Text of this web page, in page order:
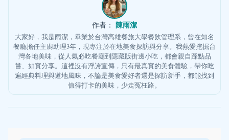
作者： 陳雨潔
大家好，我是雨潔，畢業於台灣高雄餐旅大學餐飲管理系，曾在知名
餐廳擔任主廚助理3年，現專注於在地美食探訪與分享。我熱愛挖掘台
灣各地美味，從人氣必吃餐廳到隱藏版街邊小吃，都會親自踩點品
嘗、如實分享。這裡沒有浮誇宣傳，只有最真實的美食體驗，帶你吃
遍經典料理與道地風味，不論是美食愛好者還是探訪新手，都能找到
值得打卡的美味，少走冤枉路。